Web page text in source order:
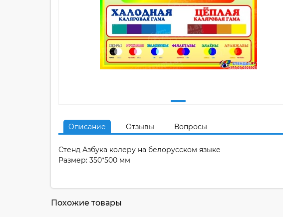
Описание Отзывы Вопросы
Стенд Азбука колеру на белорусском языке
Размер: 350*500 мм
Похожие товары